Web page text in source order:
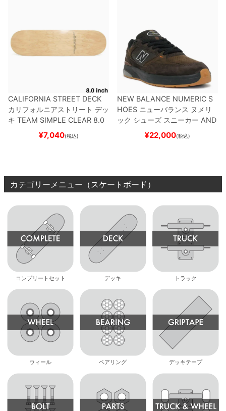
CALIFORNIA STREET DECK
カリフォルニアストリート デッ
キ TEAM SIMPLE CLEAR 8.0
ブランク（DSM）
ード スケボー
¥7,040(税込)
NEW BALANCE NUMERIC S
HOES ニューバランス ヌメリ
ック シューズ スニーカー AND
REW REYNOLDS 933
BROWN/BLACKスケート
¥22,000(税込)
カテゴリーメニュー（スケートボード）
コンプリートセット デッキ トラック
ウィール ベアリング デッキテープ